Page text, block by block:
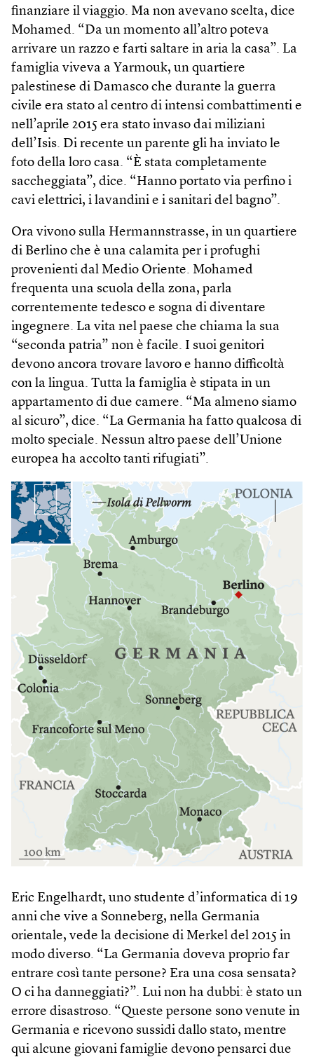
finanziare il viaggio. Ma non avevano scelta, dice
Mohamed. “Da un momento all’altro poteva
arrivare un razzo e farti saltare in aria la casa”. La
famiglia viveva a Yarmouk, un quartiere
palestinese di Damasco che durante la guerra
civile era stato al centro di intensi combattimenti e
nell’aprile 2015 era stato invaso dai miliziani
dell’Isis. Di recente un parente gli ha inviato le
foto della loro casa. “È stata completamente
saccheggiata”, dice. “Hanno portato via perfino i
cavi elettrici, i lavandini e i sanitari del bagno”.
Ora vivono sulla Hermannstrasse, in un quartiere
di Berlino che è una calamita per i profughi
provenienti dal Medio Oriente. Mohamed
frequenta una scuola della zona, parla
correntemente tedesco e sogna di diventare
ingegnere. La vita nel paese che chiama la sua
“seconda patria” non è facile. I suoi genitori
devono ancora trovare lavoro e hanno difficoltà
con la lingua. Tutta la famiglia è stipata in un
appartamento di due camere. “Ma almeno siamo
al sicuro”, dice. “La Germania ha fatto qualcosa di
molto speciale. Nessun altro paese dell’Unione
europea ha accolto tanti rifugiati”.
Eric Engelhardt, uno studente d’informatica di 19
anni che vive a Sonneberg, nella Germania
orientale, vede la decisione di Merkel del 2015 in
modo diverso. “La Germania doveva proprio far
entrare così tante persone? Era una cosa sensata?
O ci ha danneggiati?”. Lui non ha dubbi: è stato un
errore disastroso. “Queste persone sono venute in
Germania e ricevono sussidi dallo stato, mentre
qui alcune giovani famiglie devono pensarci due